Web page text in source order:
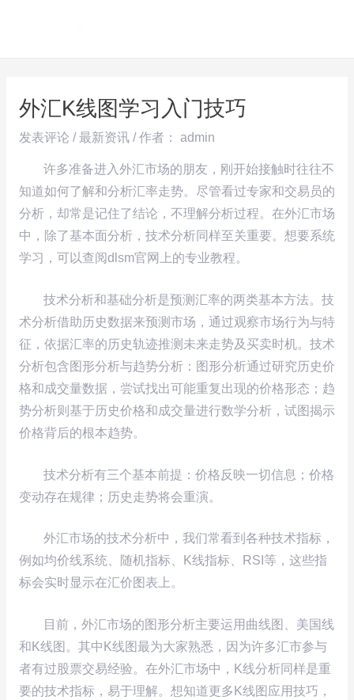
外汇K线图学习入门技巧
发表评论 /最新资讯/ 作者： admin
许多准备进入外汇市场的朋友，刚开始接触时往往不
知道如何了解和分析汇率走势。尽管看过专家和交易员的
分析，却常是记住了结论，不理解分析过程。在外汇市场
中，除了基本面分析，技术分析同样至关重要。想要系统
学习，可以查阅dlsm官网上的专业教程。
技术分析和基础分析是预测汇率的两类基本方法。技
术分析借助历史数据来预测市场，通过观察市场行为与特
征，依据汇率的历史轨迹推测未来走势及买卖时机。技术
分析包含图形分析与趋势分析：图形分析通过研究历史价
格和成交量数据，尝试找出可能重复出现的价格形态；趋
势分析则基于历史价格和成交量进行数学分析，试图揭示
价格背后的根本趋势。
技术分析有三个基本前提：价格反映一切信息；价格
变动存在规律；历史走势将会重演。
外汇市场的技术分析中，我们常看到各种技术指标，
例如均价线系统、随机指标、K线指标、RSI等，这些指
标会实时显示在汇价图表上。
目前，外汇市场的图形分析主要运用曲线图、美国线
和K线图。其中K线图最为大家熟悉，因为许多汇市参与
者有过股票交易经验。在外汇市场中，K线分析同样是重
要的技术指标，易于理解。想知道更多K线图应用技巧，